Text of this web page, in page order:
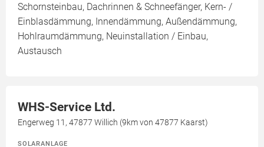
Schornsteinbau, Dachrinnen & Schneefänger, Kern- /
Einblasdämmung, Innendämmung, Außendämmung,
Hohlraumdämmung, Neuinstallation / Einbau,
Austausch
WHS-Service Ltd.
Engerweg 11, 47877 Willich (9km von 47877 Kaarst)
SOLARANLAGE